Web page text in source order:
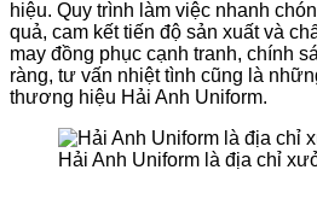
hiệu. Quy trình làm việc nhanh
quả, cam kết tiến độ sản xuất và
may đồng phục cạnh tranh, chính
ràng, tư vấn nhiệt tình cũng là
thương hiệu Hải Anh Uniform.
Hải Anh Uniform là địa chỉ